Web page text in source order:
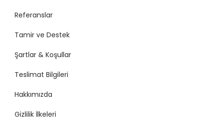
Referanslar
Tamir ve Destek
Şartlar & Koşullar
Teslimat Bilgileri
Hakkımızda
Gizlilik İlkeleri